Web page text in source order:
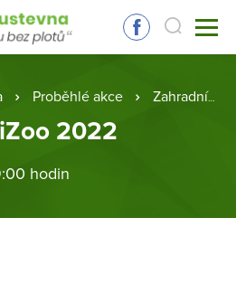
Proběhlé akce Zahradní MiniZoo 2022
2022
hodin